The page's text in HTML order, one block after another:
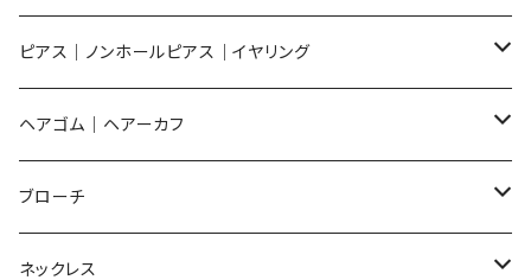
ピアス
イヤリング
ノンホールピアス
ヘアゴム
ピアス｜ノンホールピアス｜イヤリング
ピアス
Flower
Dot
ノンホールピアス
Flower
イヤリング
ヘアゴム｜ヘアーカフ
Flower
Round
ブローチ
Flower
ネックレス